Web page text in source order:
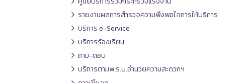
รายงานผลการสำรวจความพึงพอใจการให้บริการ
บริการ e-Service
บริการร้องเรียน
ถาม-ตอบ
บริการตามพ.ร.บ.อำนวยความสะดวกฯ